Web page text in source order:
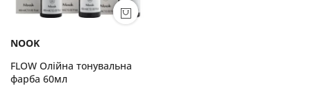
NOOK
FLOW Олійна тонувальна
фарба 60мл